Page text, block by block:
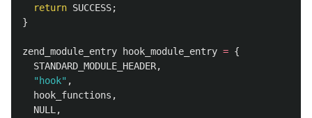
return SUCCESS;
}
zend_module_entry hook_module_entry = {
STANDARD_MODULE_HEADER,
"hook" ,
hook_functions ,
NULL,